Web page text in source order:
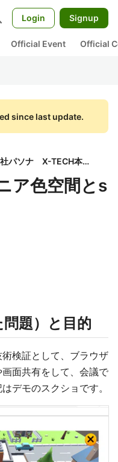
Login Signup
Official Event Official
since last update.
株式会社パソナ X-TECH本部
ア色空間とs
題）と目的
検証として、ブラウザ
面共有をして、会議で
デモのスクショです。